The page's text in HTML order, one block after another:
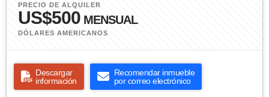
PRECIO DE ALQUILER
US$500 MENSUAL
DÓLARES AMERICANOS
Descargar
información
Recomendar inmueble
por correo electrónico